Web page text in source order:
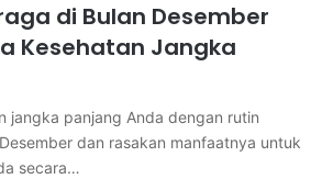
di Bulan Desember
Kesehatan Jangka
jangka panjang Anda dengan rutin
dan rasakan manfaatnya untuk
secara…